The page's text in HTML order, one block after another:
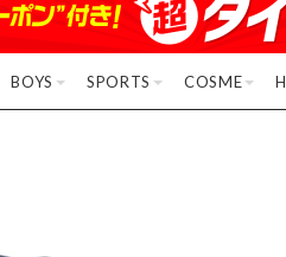
BOYS SPORTS COSME